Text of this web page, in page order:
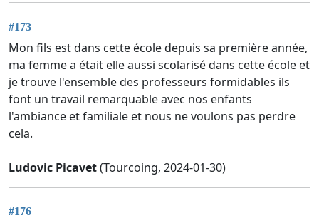
#173
Mon fils est dans cette école depuis sa première année,
ma femme a était elle aussi scolarisé dans cette école et
je trouve l'ensemble des professeurs formidables ils
font un travail remarquable avec nos enfants
l'ambiance et familiale et nous ne voulons pas perdre
cela.
Ludovic Picavet(Tourcoing, 2024-01-30)
#176